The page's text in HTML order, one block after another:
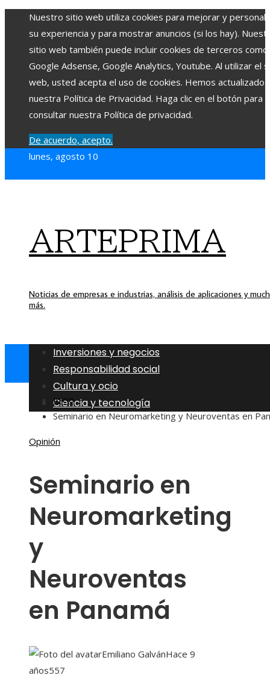
Nuestro sitio web utiliza cookies para mejorar y
su experiencia y para mostrar anuncios (si los hay).
sitio web también puede incluir cookies de terceros como
Google Adsense, Google Analytics, Youtube. Al utilizar el
web, usted acepta el uso de cookies. Hemos actualizado
nuestra Política de Privacidad. Haga clic en el botón para
consultar nuestra Política de privacidad.
De acuerdo, acepto.
lunes, agosto 10
ARTEPRIMA
Noticias de empresas e industrias, análisis de aplicaciones y
más.
Inversiones y negocios
Responsabilidad social
Cultura y ocio
Ciencia y tecnología
Inicio
Seminario en Neuromarketing y Neuroventas en
Opinión
Seminario en
Neuromarketing
y
Neuroventas
en Panamá
Emiliano GalvánHace 9
años557